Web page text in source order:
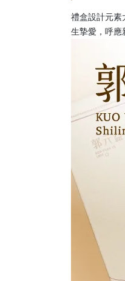
禮盒設計元素
生摯愛，呼應